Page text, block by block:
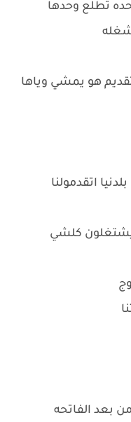
تطلع وحدها
شغله
هو يمشي وياها
اتقدمولنا
كلشي
بعد الفاتحه